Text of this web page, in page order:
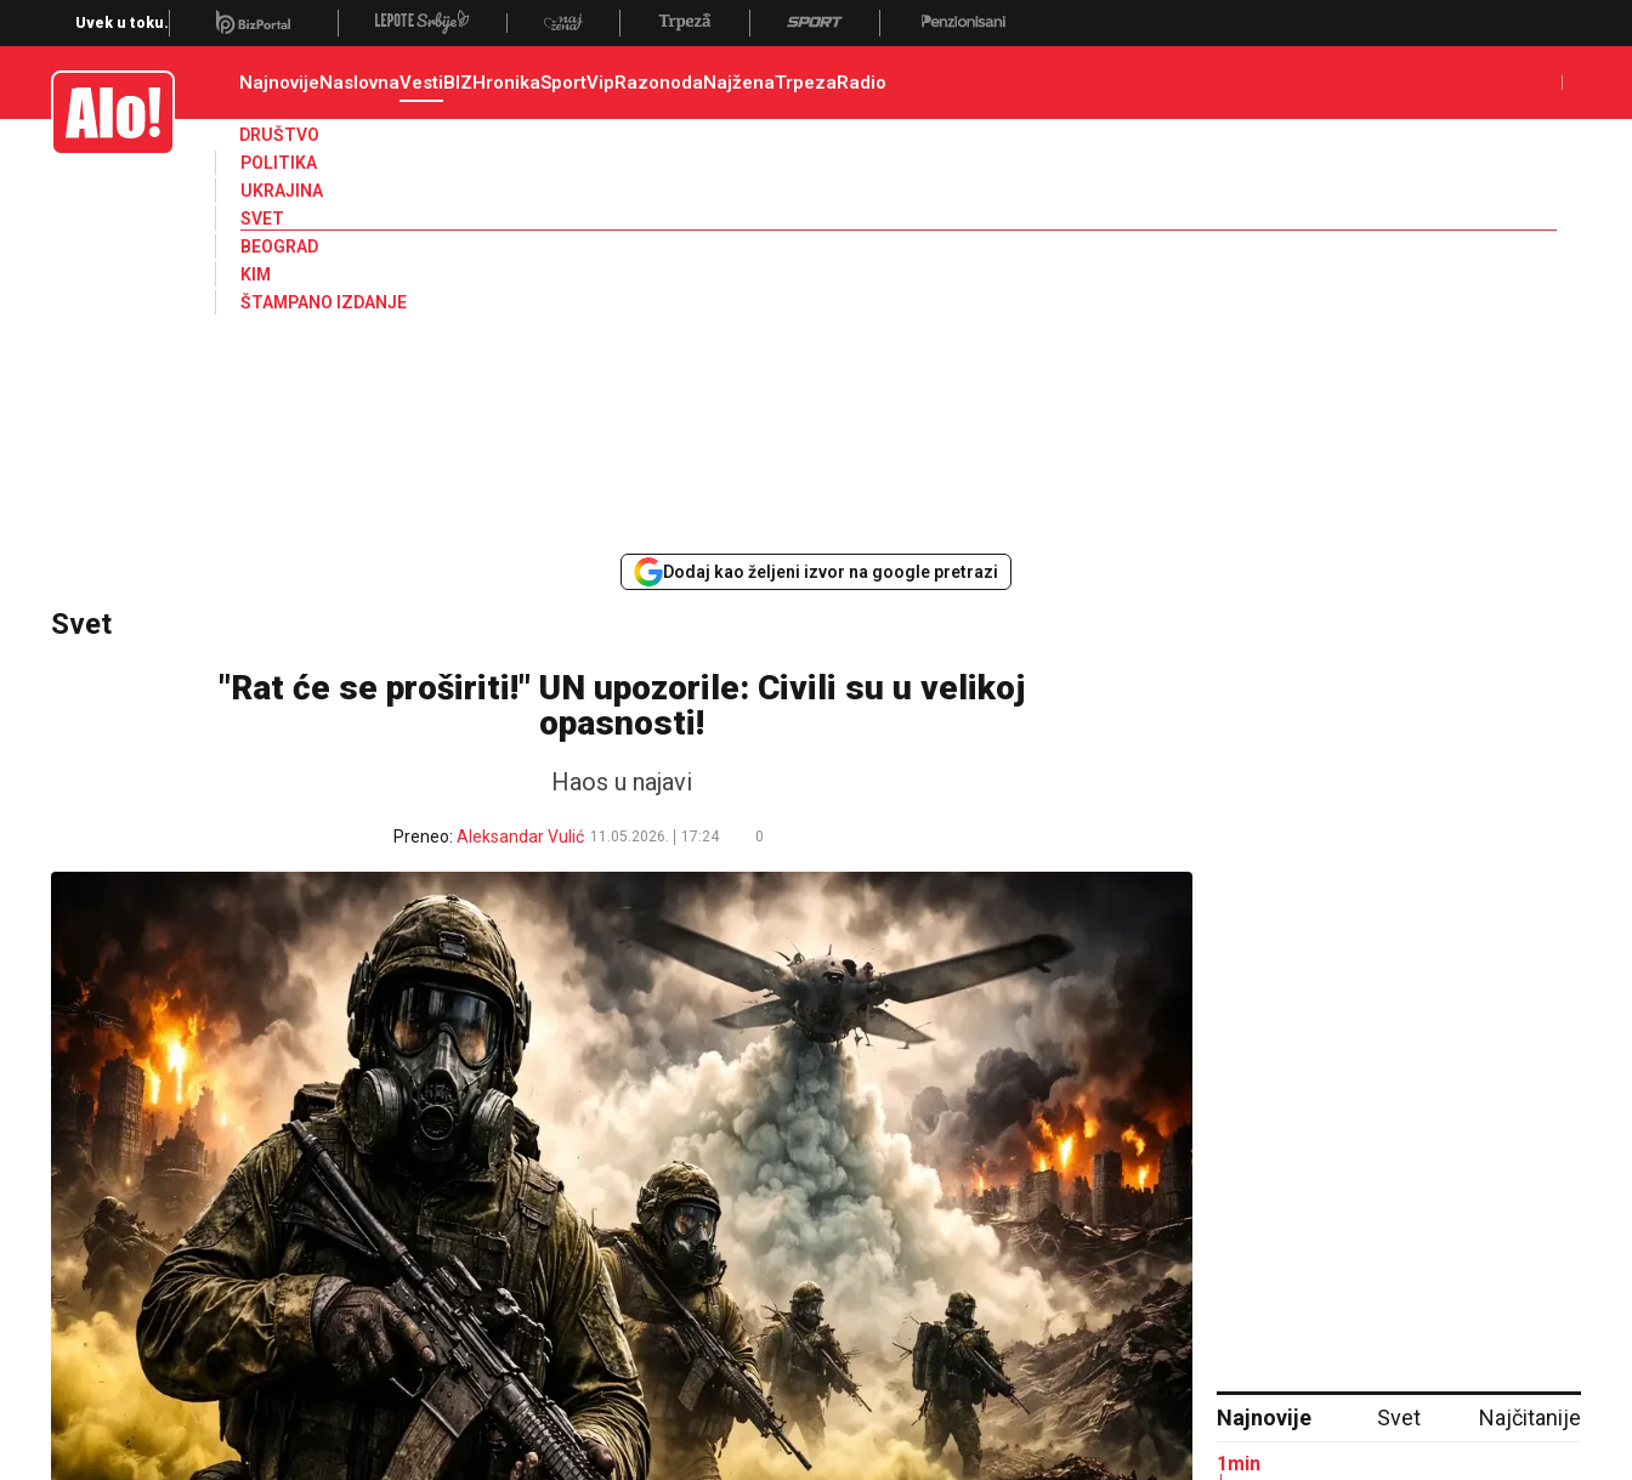
Svet, Ruske vesti, Planeta, Region
Uvek u toku.
Alo NajnovijeNaslovnaVestiBIZHronikaSportVipRazonodaNajženaTrpezaRadio
DRUŠTVO
POLITIKA
UKRAJINA
SVET
BEOGRAD
KIM
ŠTAMPANO IZDANJE
Dodaj kao željeni izvor na google pretrazi
Svet
"Rat će se proširiti!" UN upozorile: Civili su u velikoj
opasnosti!
Haos u najavi
Preneo: Aleksandar Vulić 11.05.2026. 17:24 0
Najnovije Svet Najčitanije
1min